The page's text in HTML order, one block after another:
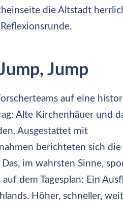
die Altstadt
Jump
auf eine
Alte Kirchenhäuer und
Ausgestattet mit
berichteten sich die
im wahrsten Sinne,
dem Tagesplan: Ein
Höher, schneller,